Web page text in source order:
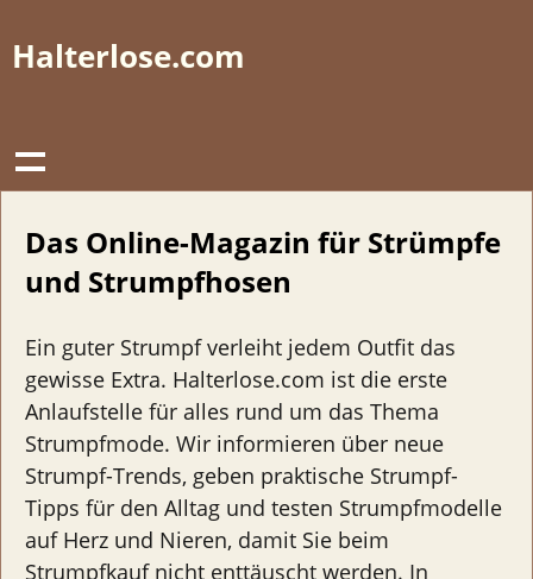
Halterlose.com
Das Online-Magazin für Strümpfe
und Strumpfhosen
Ein guter Strumpf verleiht jedem Outfit das
gewisse Extra. Halterlose.com ist die erste
Anlaufstelle für alles rund um das Thema
Strumpfmode. Wir informieren über neue
Strumpf-Trends, geben praktische Strumpf-
Tipps für den Alltag und testen Strumpfmodelle
auf Herz und Nieren, damit Sie beim
Strumpfkauf nicht enttäuscht werden. In